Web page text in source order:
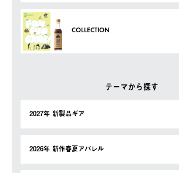
COLLECTION
テーマから探す
2027年 新製品ギア
2026年 新作春夏アパレル